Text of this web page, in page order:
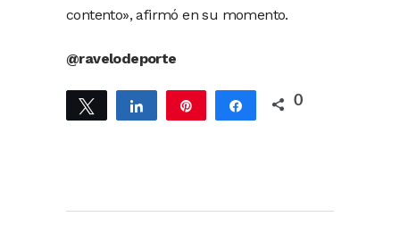
contento», afirmó en su momento.
@ravelodeporte
Twittear Compartir Compartir
0